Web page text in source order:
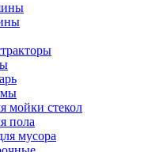
мойки стекол
пола
мусора